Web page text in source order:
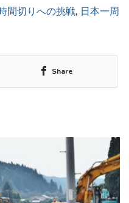
間切りへの挑戦, 日本一周
Share